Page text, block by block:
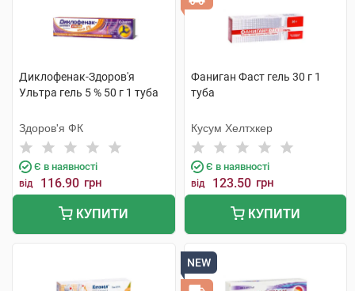
Диклофенак-Здоров'я
Ультра гель 5 % 50 г 1 туба
Здоров'я ФК
Є в наявності
від 116.90 грн
КУПИТИ
Фаниган Фаст гель 30 г 1
туба
Кусум Хелтхкер
Є в наявності
від 123.50 грн
КУПИТИ
NEW